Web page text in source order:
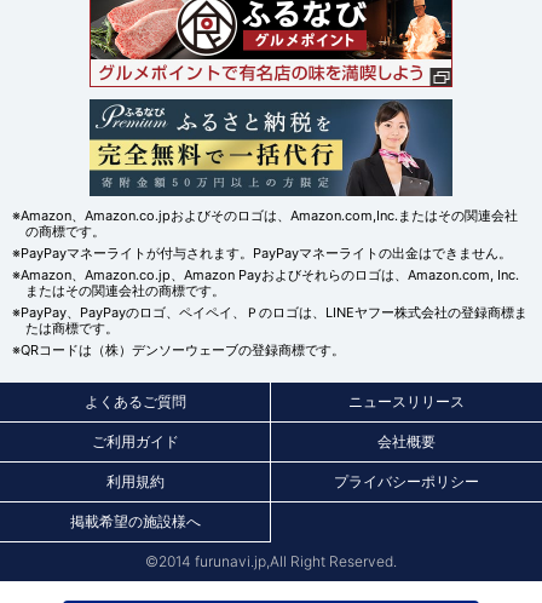
※Amazon、Amazon.co.jpおよびそのロゴは、Amazon.com,Inc.またはその関連会社
の商標です。
※PayPayマネーライトが付与されます。PayPayマネーライトの出金はできません。
※Amazon、Amazon.co.jp、Amazon Payおよびそれらのロゴは、Amazon.com, Inc.
またはその関連会社の商標です。
※PayPay、PayPayのロゴ、ペイペイ、Ｐのロゴは、LINEヤフー株式会社の登録商標ま
たは商標です。
※QRコードは（株）デンソーウェーブの登録商標です。
よくあるご質問 ニュースリリース
ご利用ガイド 会社概要
利用規約 プライバシーポリシー
掲載希望の施設様へ
©2014 furunavi.jp,All Right Reserved.